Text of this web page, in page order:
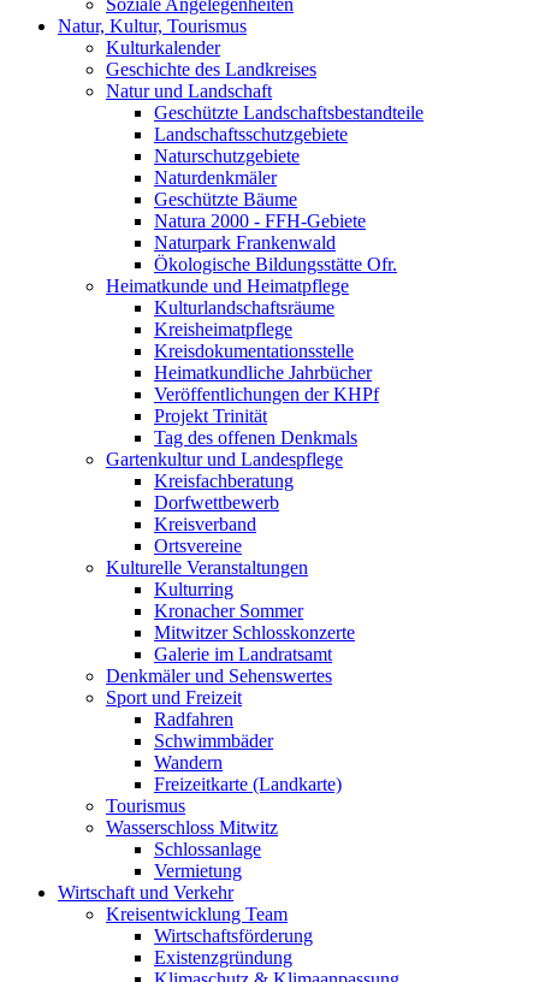
Soziale Angelegenheiten
Natur, Kultur, Tourismus
Kulturkalender
Geschichte des Landkreises
Natur und Landschaft
Geschützte Landschaftsbestandteile
Landschaftsschutzgebiete
Naturschutzgebiete
Naturdenkmäler
Geschützte Bäume
Natura 2000 - FFH-Gebiete
Naturpark Frankenwald
Ökologische Bildungsstätte Ofr.
Heimatkunde und Heimatpflege
Kulturlandschaftsräume
Kreisheimatpflege
Kreisdokumentationsstelle
Heimatkundliche Jahrbücher
Veröffentlichungen der KHPf
Projekt Trinität
Tag des offenen Denkmals
Gartenkultur und Landespflege
Kreisfachberatung
Dorfwettbewerb
Kreisverband
Ortsvereine
Kulturelle Veranstaltungen
Kulturring
Kronacher Sommer
Mitwitzer Schlosskonzerte
Galerie im Landratsamt
Denkmäler und Sehenswertes
Sport und Freizeit
Radfahren
Schwimmbäder
Wandern
Freizeitkarte (Landkarte)
Tourismus
Wasserschloss Mitwitz
Schlossanlage
Vermietung
Wirtschaft und Verkehr
Kreisentwicklung Team
Wirtschaftsförderung
Existenzgründung